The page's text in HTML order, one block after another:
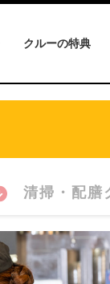
クルーの特典
清掃・配膳